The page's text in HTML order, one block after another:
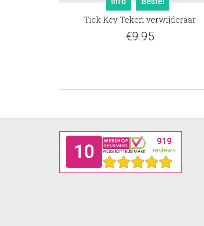
Tick Key Teken verwijderaar
€9.95